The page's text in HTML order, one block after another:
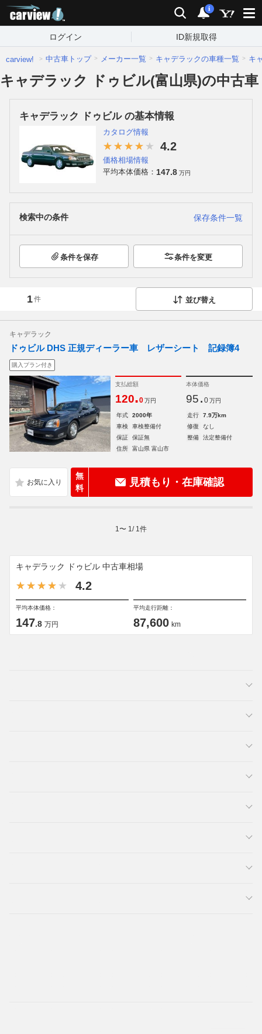
検索 通知
i
ログイン ID新規取得
carview! 中古車トップ メーカー一覧 キャデラックの車種一覧 キ
キャデラック ドゥビル(富山県)の中古車
キャデラック ドゥビル の基本情報
カタログ情報
4.2
価格相場情報
平均本体価格： 147.8 万円
検索中の条件 保存条件一覧
条件を保存 条件を変更
1件 並び替え
キャデラック
ドゥビル DHS 正規ディーラー車 レザーシート 記録簿4
購入プラン付き
支払総額
120.0 万円
本体価格
95. 0 万円
年式 2000年 走行
7.9万km
車検
車検整備付 修復
なし
保証
保証無 整備
法定整備付
住所
富山県 富山市
無
料
見積もり・在庫確認
1 〜 1 / 1 件
キャデラック ドゥビル 中古車相場
4.2
平均本体価格：
147.8 万円
平均走行距離：
87,600 km